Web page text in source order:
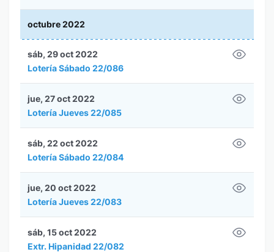
octubre 2022
Lotería Sábado 22/086
sáb, 29 oct 2022
Lotería Jueves 22/085
jue, 27 oct 2022
Lotería Sábado 22/084
sáb, 22 oct 2022
Lotería Jueves 22/083
jue, 20 oct 2022
Extr. Hipanidad 22/082
sáb, 15 oct 2022